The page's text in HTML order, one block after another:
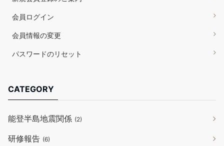
会員ログイン
会員情報の変更
パスワードのリセット
CATEGORY
能登半島地震関係 (2)
研修報告 (6)